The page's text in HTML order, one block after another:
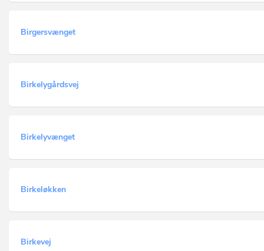
Birgersvænget
Birkelygårdsvej
Birkelyvænget
Birkeløkken
Birkevej